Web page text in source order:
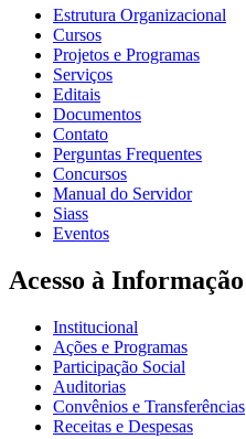
Estrutura Organizacional
Cursos
Projetos e Programas
Serviços
Editais
Documentos
Contato
Perguntas Frequentes
Concursos
Manual do Servidor
Siass
Eventos
Acesso à Informação
Institucional
Ações e Programas
Participação Social
Auditorias
Convênios e Transferências
Receitas e Despesas